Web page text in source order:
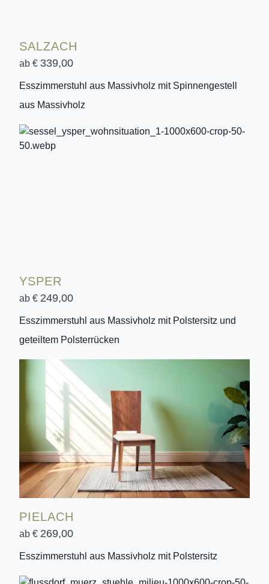
SALZACH
ab € 339,00
Esszimmerstuhl aus Massivholz mit Spinnengestell
aus Massivholz
YSPER
ab € 249,00
Esszimmerstuhl aus Massivholz mit Polstersitz und
geteiltem Polsterrücken
PIELACH
ab € 269,00
Esszimmerstuhl aus Massivholz mit Polstersitz